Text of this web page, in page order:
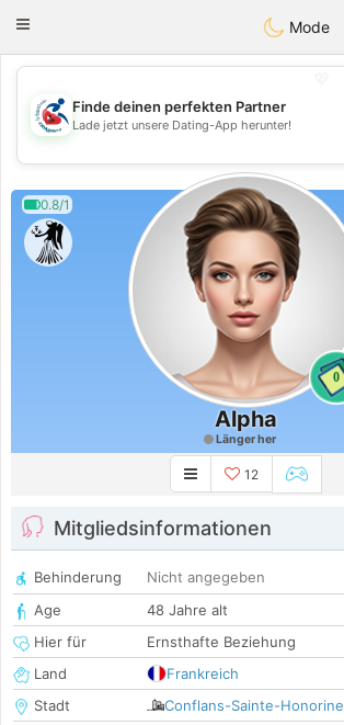
Handi Space
Toggle
Mode
💖
💕
Finde deinen perfekten Partner
Lade jetzt unsere Dating-App herunter!
0.8/1
0
Alpha
Länger her
12
Mitgliedsinformationen
Behinderung
Nicht angegeben
Age
48 Jahre alt
Hier für
Ernsthafte Beziehung
Land
Frankreich
Stadt
Conflans-Sainte-Honorine